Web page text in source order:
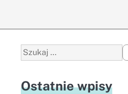
Szukaj:
Ostatnie wpisy